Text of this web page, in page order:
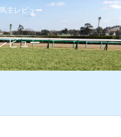
主レビュー
ビュー